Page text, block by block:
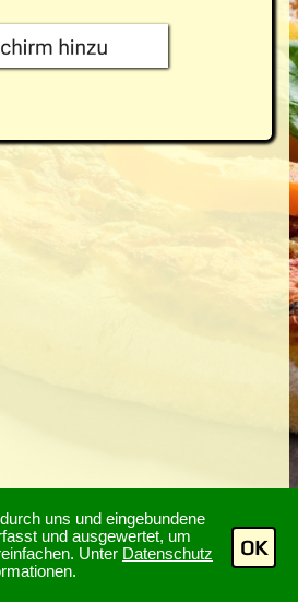
uns und eingebundene
und ausgewertet, um
Unter Datenschutz
OK